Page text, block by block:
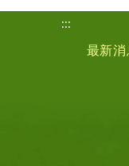
:::
最新消